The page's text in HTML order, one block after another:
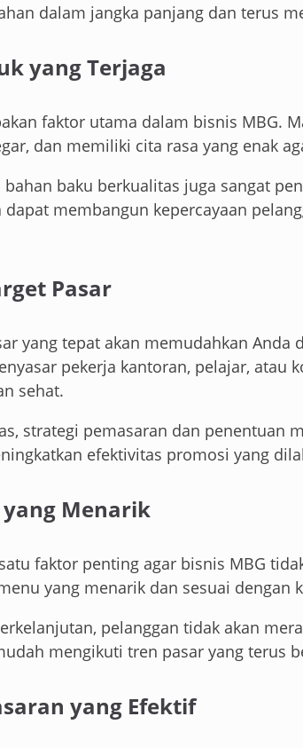
dalam jangka panjang dan terus
yang Terjaga
faktor utama dalam bisnis MBG.
dan memiliki cita rasa yang enak
baku berkualitas juga sangat
dapat membangun kepercayaan
Pasar
yang tepat akan memudahkan Anda
pekerja kantoran, pelajar, atau
sehat.
strategi pemasaran dan penentuan
efektivitas promosi yang
Menarik
faktor penting agar bisnis MBG
yang menarik dan sesuai dengan
pelanggan tidak akan
mengikuti tren pasar yang terus
yang Efektif